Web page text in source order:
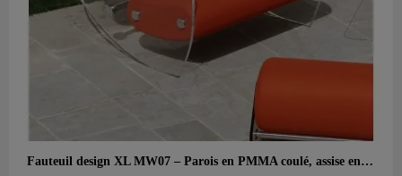
Aperçu rapide Fauteuil design XL MW07 – Parois en PMMA coulé, assise en mousse alvéolaire